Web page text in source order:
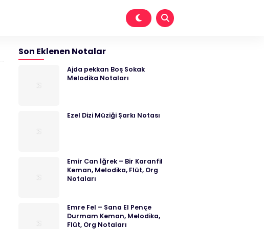
Son Eklenen Notalar
Ajda pekkan Boş Sokak
Melodika Notaları
Ezel Dizi Müziği Şarkı Notası
Emir Can İğrek – Bir Karanfil
Keman, Melodika, Flüt, Org
Notaları
Emre Fel – Sana El Pençe
Durmam Keman, Melodika,
Flüt, Org Notaları